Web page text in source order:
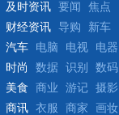
及时资讯 要闻
焦点
财经资讯
导购 新车
汽车
电脑 电视
电器
时尚
数据 识别 数码
美食
商业 游记
摄影
商讯
衣服 商家 画妆